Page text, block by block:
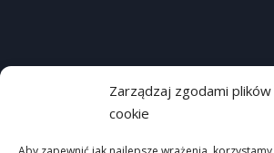
Zarządzaj zgodami plików
cookie
Przydatne linki